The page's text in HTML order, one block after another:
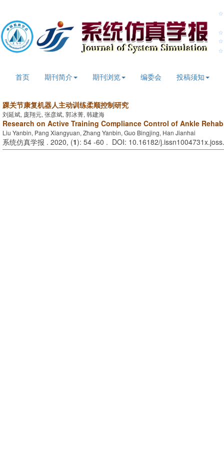
首页 期刊简介 期刊浏览 编委会 投稿须知
踝关节康复机器人主动训练柔顺控制研究
刘延斌, 庞翔元, 张彦斌, 郭冰菁, 韩建海
Research on Active Training Compliance Control of Ankle
Liu Yanbin, Pang Xiangyuan, Zhang Yanbin, Guo Bingjing, Han Jianhai
系统仿真学报 . 2020, (1): 54 -60 . DOI: 10.16182/